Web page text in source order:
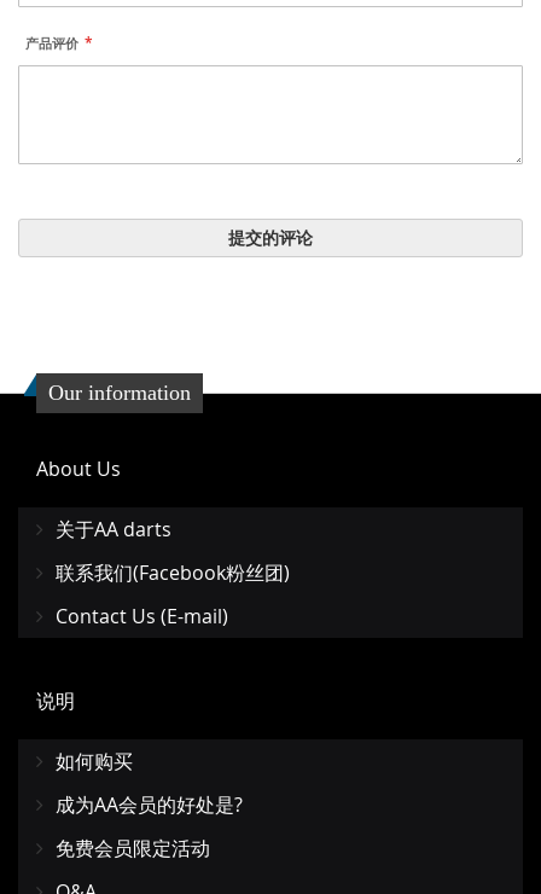
产品评价
提交的评论
Our information
About Us
关于AA darts
联系我们(Facebook粉丝团)
Contact Us (E-mail)
说明
如何购买
成为AA会员的好处是?
免费会员限定活动